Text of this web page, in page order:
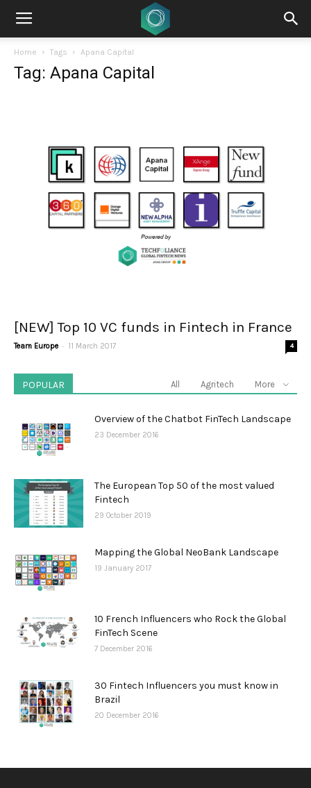
Home Tags Apana Capital
Tag: Apana Capital
[NEW] Top 10 VC funds in Fintech in France
Team Europe - 11 March 2017 4
POPULAR All Agritech More
Overview of the Chatbot FinTech Landscape
23 December 2016
The European Top 50 of the most valued
Fintech
29 October 2019
Mapping the Global NeoBank Landscape
19 January 2017
10 French Influencers who Rock the Global
FinTech Scene
7 December 2016
30 Fintech Influencers you must know in
Brazil
20 December 2016